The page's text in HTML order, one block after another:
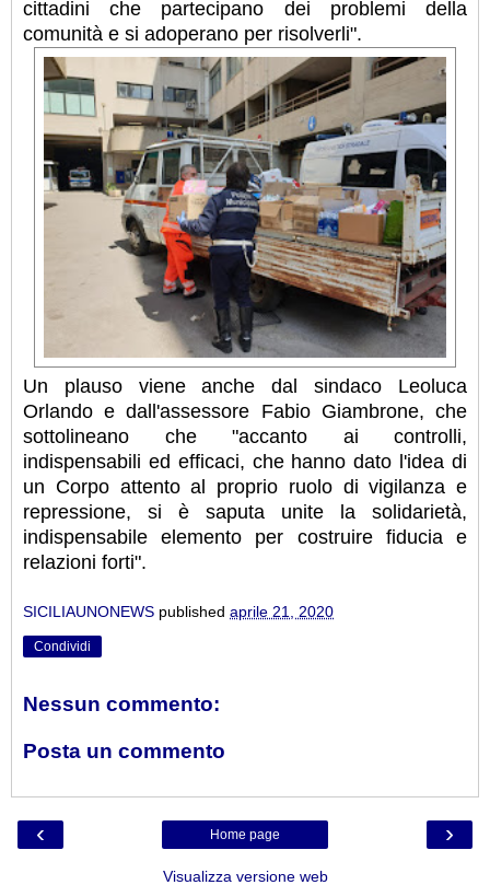
cittadini che partecipano dei problemi della
comunità e si adoperano per risolverli".
Un plauso viene anche dal sindaco Leoluca
Orlando e dall'assessore Fabio Giambrone, che
sottolineano che "accanto ai controlli,
indispensabili ed efficaci, che hanno dato l'idea di
un Corpo attento al proprio ruolo di vigilanza e
repressione, si è saputa unite la solidarietà,
indispensabile elemento per costruire fiducia e
relazioni forti".
SICILIAUNONEWS published aprile 21, 2020
Condividi
Nessun commento:
Posta un commento
‹ ›
Home page
Visualizza versione web